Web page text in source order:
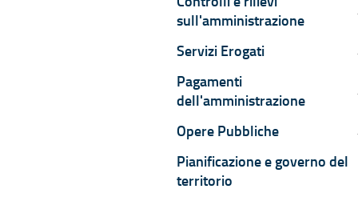
sull'amministrazione
Servizi Erogati
Pagamenti
dell'amministrazione
Opere Pubbliche
Pianificazione e governo del
territorio